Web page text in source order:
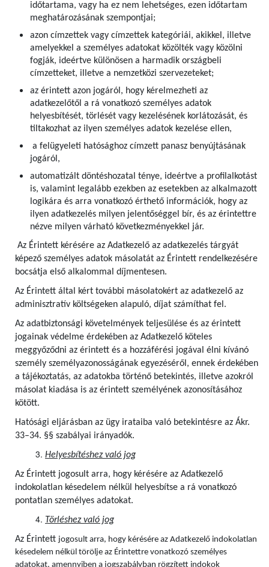
időtartama, vagy ha ez nem lehetséges, ezen időtartam
meghatározásának szempontjai;
azon címzettek vagy címzettek kategóriái, akikkel, illetve
amelyekkel a személyes adatokat közölték vagy közölni
fogják, ideértve különösen a harmadik országbeli
címzetteket, illetve a nemzetközi szervezeteket;
az érintett azon jogáról, hogy kérelmezheti az
adatkezelőtől a rá vonatkozó személyes adatok
helyesbítését, törlését vagy kezelésének korlátozását, és
tiltakozhat az ilyen személyes adatok kezelése ellen,
a felügyeleti hatósághoz címzett panasz benyújtásának
jogáról,
automatizált döntéshozatal ténye, ideértve a profilalkotást
is, valamint legalább ezekben az esetekben az alkalmazott
logikára és arra vonatkozó érthető információk, hogy az
ilyen adatkezelés milyen jelentőséggel bír, és az érintettre
nézve milyen várható következményekkel jár.
Az Érintett kérésére az Adatkezelő az adatkezelés tárgyát
képező személyes adatok másolatát az Érintett rendelkezésére
bocsátja első alkalommal díjmentesen.
Az Érintett által kért további másolatokért az adatkezelő az
adminisztratív költségeken alapuló, díjat számíthat fel.
Az adatbiztonsági követelmények teljesülése és az érintett
jogainak védelme érdekében az Adatkezelő köteles
meggyőződni az érintett és a hozzáférési jogával élni kívánó
személy személyazonosságának egyezéséről, ennek érdekében
a tájékoztatás, az adatokba történő betekintés, illetve azokról
másolat kiadása is az érintett személyének azonosításához
kötött.
Hatósági eljárásban az ügy irataiba való betekintésre az Ákr.
33–34. §§ szabályai irányadók.
Helyesbítéshez való jog
Az Érintett jogosult arra, hogy kérésére az Adatkezelő
indokolatlan késedelem nélkül helyesbítse a rá vonatkozó
pontatlan személyes adatokat.
Törléshez való jog
Az Érintett jogosult arra, hogy kérésére az Adatkezelő indokolatlan
késedelem nélkül törölje az Érintettre vonatkozó személyes
adatokat, amennyiben a jogszabályban rögzített indokok